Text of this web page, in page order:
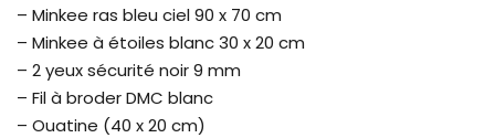
– Minkee ras bleu ciel 90 x 70 cm
– Minkee à étoiles blanc 30 x 20 cm
– 2 yeux sécurité noir 9 mm
– Fil à broder DMC blanc
– Ouatine (40 x 20 cm)